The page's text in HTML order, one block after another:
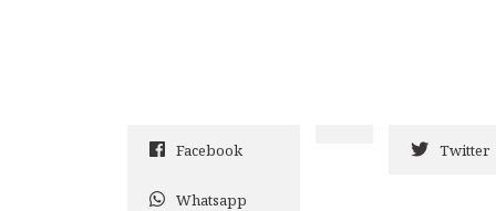
Facebook Twitter
Whatsapp